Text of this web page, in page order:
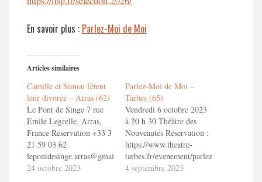
En savoir plus : Parlez-Moi de Moi
Articles similaires
Camille et Simon fêtent
leur divorce – Arras (62)
Le Pont de Singe 7 rue
Emile Legrelle, Arras,
France Réservation +33 3
21 59 03 62
lepontdesinge.arras@gmail.com
CAMILLE ET SIMON
24 octobre 2023
Parlez-Moi de Moi –
Tarbes (65)
Vendredi 6 octobre 2023
à 20 h 30 Théâtre des
Nouveautés Réservation :
https://www.theatre-
tarbes.fr/evenement/parlez-
moi-de-moi/ En savoir
4 septembre 2023